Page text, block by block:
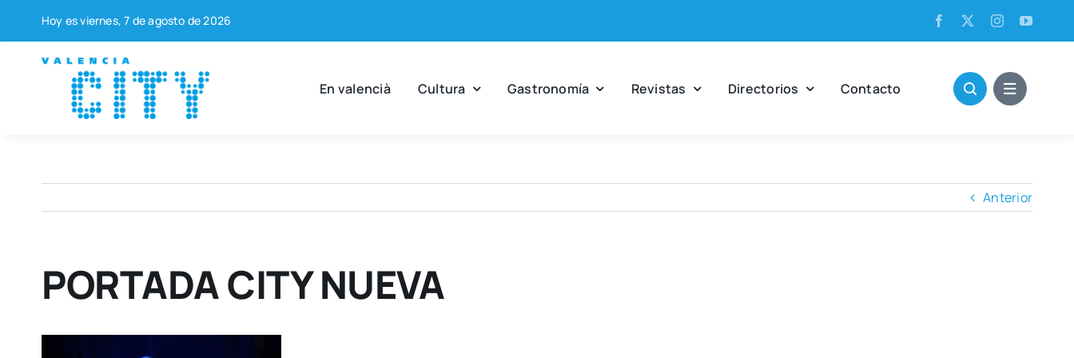
contenido
Hoy es vier­nes, 7 de agos­to de 2026
En valen­cià Cul­tu­ra Gas­tro­no­mía Revis­tas Direc­to­rios Con­tac­to
Anterior
PORTADA CITY NUEVA